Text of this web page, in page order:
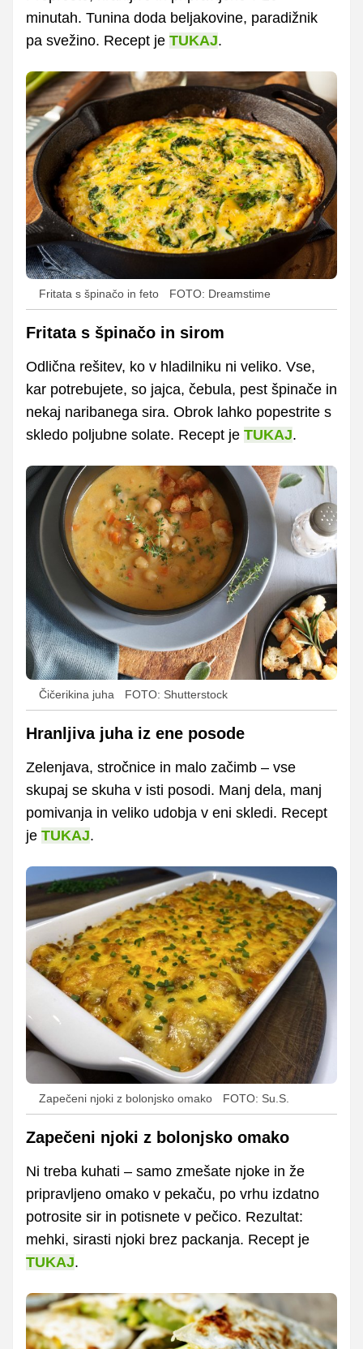
minutah. Tunina doda beljakovine, paradižnik
pa svežino. Recept je TUKAJ.
Fritata s špinačo in feto FOTO: Dreamstime
Fritata s špinačo in sirom
Odlična rešitev, ko v hladilniku ni veliko. Vse,
kar potrebujete, so jajca, čebula, pest špinače in
nekaj naribanega sira. Obrok lahko popestrite s
skledo poljubne solate. Recept je TUKAJ.
Čičerikina juha FOTO: Shutterstock
Hranljiva juha iz ene posode
Zelenjava, stročnice in malo začimb – vse
skupaj se skuha v isti posodi. Manj dela, manj
pomivanja in veliko udobja v eni skledi. Recept
je TUKAJ.
Zapečeni njoki z bolonjsko omako FOTO: Su.S.
Zapečeni njoki z bolonjsko omako
Ni treba kuhati – samo zmešate njoke in že
pripravljeno omako v pekaču, po vrhu izdatno
potrosite sir in potisnete v pečico. Rezultat:
mehki, sirasti njoki brez packanja. Recept je
TUKAJ.